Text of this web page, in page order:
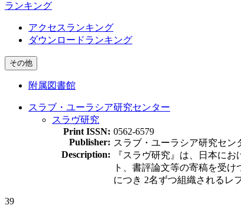
ランキング
アクセスランキング
ダウンロードランキング
その他
附属図書館
スラブ・ユーラシア研究センター
スラヴ研究
Print ISSN: 0562-6579
Publisher: スラブ・ユーラシア研究セン
Description:
『スラヴ研究』は、日本に
ト、書評論文等の寄稿を受
につき 2名ずつ組織されるレ
39